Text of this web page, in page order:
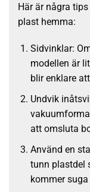
Här är några
plast hemma:
Sidvinklar:
modellen är
blir enklare
Undvik
att omsluta
Använd en
tunn plastdel
kommer